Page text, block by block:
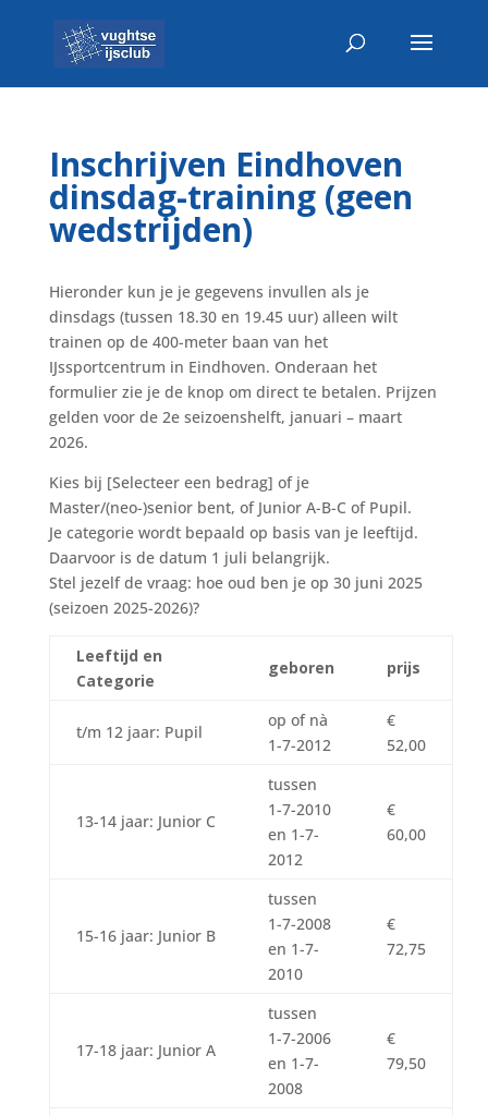
Inschrijven Eindhoven
dinsdag-training (geen
wedstrijden)
Hieronder kun je je gegevens invullen als je
dinsdags (tussen 18.30 en 19.45 uur) alleen wilt
trainen op de 400-meter baan van het
IJssportcentrum in Eindhoven. Onderaan het
formulier zie je de knop om direct te betalen. Prijzen
gelden voor de 2e seizoenshelft, januari – maart
2026.
Kies bij [Selecteer een bedrag] of je
Master/(neo-)senior bent, of Junior A-B-C of Pupil.
Je categorie wordt bepaald op basis van je leeftijd.
Daarvoor is de datum 1 juli belangrijk.
Stel jezelf de vraag: hoe oud ben je op 30 juni 2025
(seizoen 2025-2026)?
Leeftijd en
Categorie
geboren prijs
t/m 12 jaar: Pupil
op of nà
1-7-2012
€
52,00
13-14 jaar: Junior C
tussen
1-7-2010
en 1-7-
2012
€
60,00
15-16 jaar: Junior B
tussen
1-7-2008
en 1-7-
2010
€
72,75
17-18 jaar: Junior A
tussen
1-7-2006
en 1-7-
2008
€
79,50